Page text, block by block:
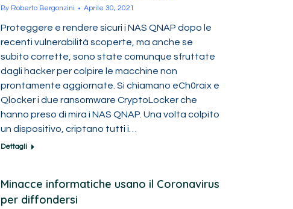
By Roberto Bergonzini Aprile 30, 2021
Proteggere e rendere sicuri i NAS QNAP dopo le
recenti vulnerabilità scoperte, ma anche se
subito corrette, sono state comunque sfruttate
dagli hacker per colpire le macchine non
prontamente aggiornate. Si chiamano eCh0raix e
Qlocker i due ransomware CryptoLocker che
hanno preso di mira i NAS QNAP. Una volta colpito
un dispositivo, criptano tutti i…
Dettagli
Minacce informatiche usano il Coronavirus
per diffondersi